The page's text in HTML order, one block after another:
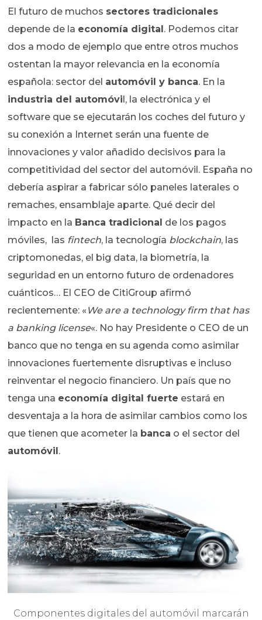
El futuro de muchos sectores tradicionales
depende de la economía digital. Podemos citar
dos a modo de ejemplo que entre otros muchos
ostentan la mayor relevancia en la economía
española: sector del automóvil y banca. En la
industria del automóvil, la electrónica y el
software que se ejecutarán los coches del futuro y
su conexión a Internet serán una fuente de
innovaciones y valor añadido decisivos para la
competitividad del sector del automóvil. España no
debería aspirar a fabricar sólo paneles laterales o
remaches, ensamblaje aparte. Qué decir del
impacto en la Banca tradicional de los pagos
móviles, las fintech, la tecnología blockchain, las
criptomonedas, el big data, la biometría, la
seguridad en un entorno futuro de ordenadores
cuánticos… El CEO de CitiGroup afirmó
recientemente: «We are a technology firm that has
a banking license«. No hay Presidente o CEO de un
banco que no tenga en su agenda como asimilar
innovaciones fuertemente disruptivas e incluso
reinventar el negocio financiero. Un país que no
tenga una economía digital fuerte estará en
desventaja a la hora de asimilar cambios como los
que tienen que acometer la banca o el sector del
automóvil.
Componentes digitales del automóvil marcarán